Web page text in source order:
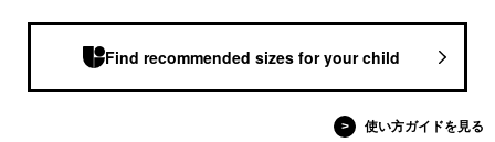
Find recommended sizes for your child
> 使い方ガイドを見る